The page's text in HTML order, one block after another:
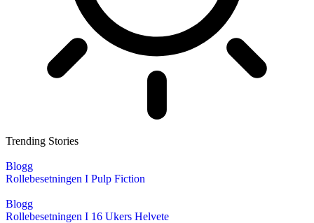
Trending Stories
Blogg
Rollebesetningen I Pulp Fiction
Blogg
Rollebesetningen I 16 Ukers Helvete